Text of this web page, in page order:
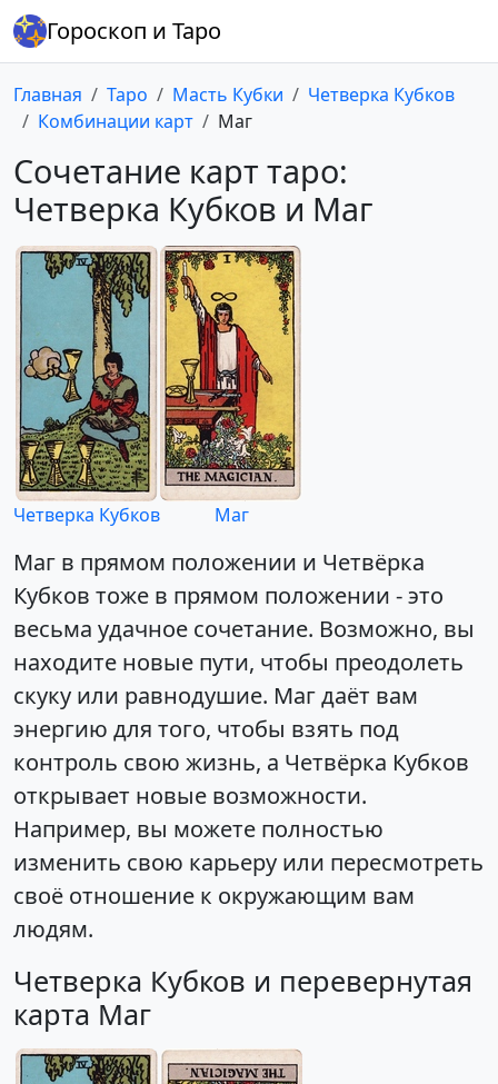
Гороскоп и Таро
Главная Таро Масть Кубки
Четверка Кубков
Комбинации карт
Маг
Сочетание карт таро:
Четверка Кубков и Маг
Четверка Кубков Маг
Маг в прямом положении и Четвёрка
Кубков тоже в прямом положении - это
весьма удачное сочетание. Возможно, вы
находите новые пути, чтобы преодолеть
скуку или равнодушие. Маг даёт вам
энергию для того, чтобы взять под
контроль свою жизнь, а Четвёрка Кубков
открывает новые возможности.
Например, вы можете полностью
изменить свою карьеру или пересмотреть
своё отношение к окружающим вам
людям.
Четверка Кубков и перевернутая
карта Маг